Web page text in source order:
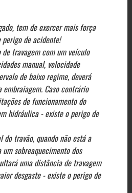
tem de exercer mais força
de acidente!
de travagem com um veículo
manual, velocidade
de baixo regime, deverá
Caso contrário
de funcionamento do
hidráulica - existe o perigo de
do travão, quando não está a
sobreaquecimento dos
uma distância de travagem
desgaste - existe o perigo de